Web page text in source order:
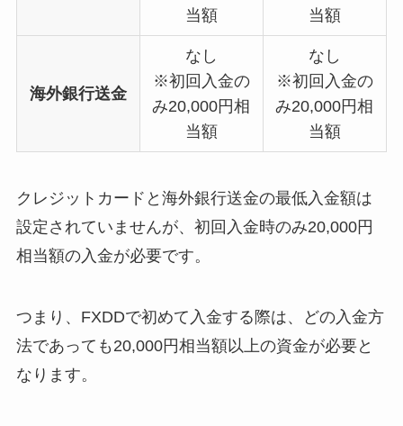
当額
当額
海外銀行送金
なし
※初回入金の
み20,000円相
当額
なし
※初回入金の
み20,000円相
当額
クレジットカードと海外銀行送金の最低入金額は
設定されていませんが、初回入金時のみ20,000円
相当額の入金が必要です。
つまり、FXDDで初めて入金する際は、どの入金方
法であっても20,000円相当額以上の資金が必要と
なります。